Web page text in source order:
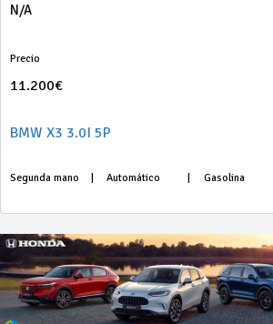
N/A
Precio
11.200€
BMW X3 3.0I 5P
Segunda mano Automático Gasolina